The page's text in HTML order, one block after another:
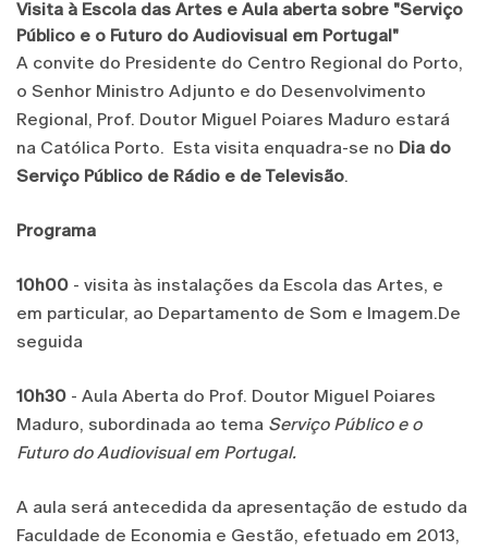
Visita à Escola das Artes e Aula aberta sobre "Serviço
Público e o Futuro do Audiovisual em Portugal"
A convite do Presidente do Centro Regional do Porto,
o Senhor Ministro Adjunto e do Desenvolvimento
Regional, Prof. Doutor Miguel Poiares Maduro estará
na Católica Porto. Esta visita enquadra-se no Dia do
Serviço Público de Rádio e de Televisão.
Programa
10h00 - visita às instalações da Escola das Artes, e
em particular, ao Departamento de Som e Imagem.De
seguida
10h30 - Aula Aberta do Prof. Doutor Miguel Poiares
Maduro, subordinada ao tema Serviço Público e o
Futuro do Audiovisual em Portugal.
A aula será antecedida da apresentação de estudo da
Faculdade de Economia e Gestão, efetuado em 2013,